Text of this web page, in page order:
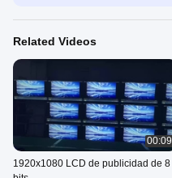
Related Videos
00:09
1920x1080 LCD de publicidad de 8